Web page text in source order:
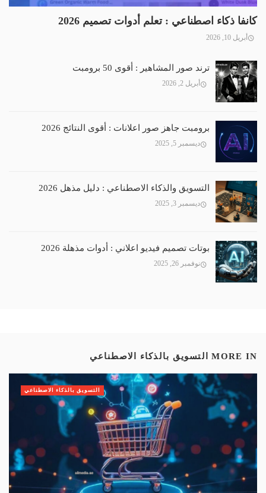
كانفا ذكاء اصطناعي : تعلم أدوات تصميم 2026
أبريل 10, 2026
ترند صور المشاهير : أقوى 50 برومبت
أبريل 2, 2026
برومبت جاهز صور اعلانات : أقوى النتائج 2026
ديسمبر 5, 2025
التسويق والذكاء الاصطناعي : دليل مذهل 2026
ديسمبر 3, 2025
بوتات تصميم فيديو اعلاني : أدوات مذهلة 2026
نوفمبر 26, 2025
MORE IN التسويق بالذكاء الاصطناعي
التسويق بالذكاء الاصطناعي